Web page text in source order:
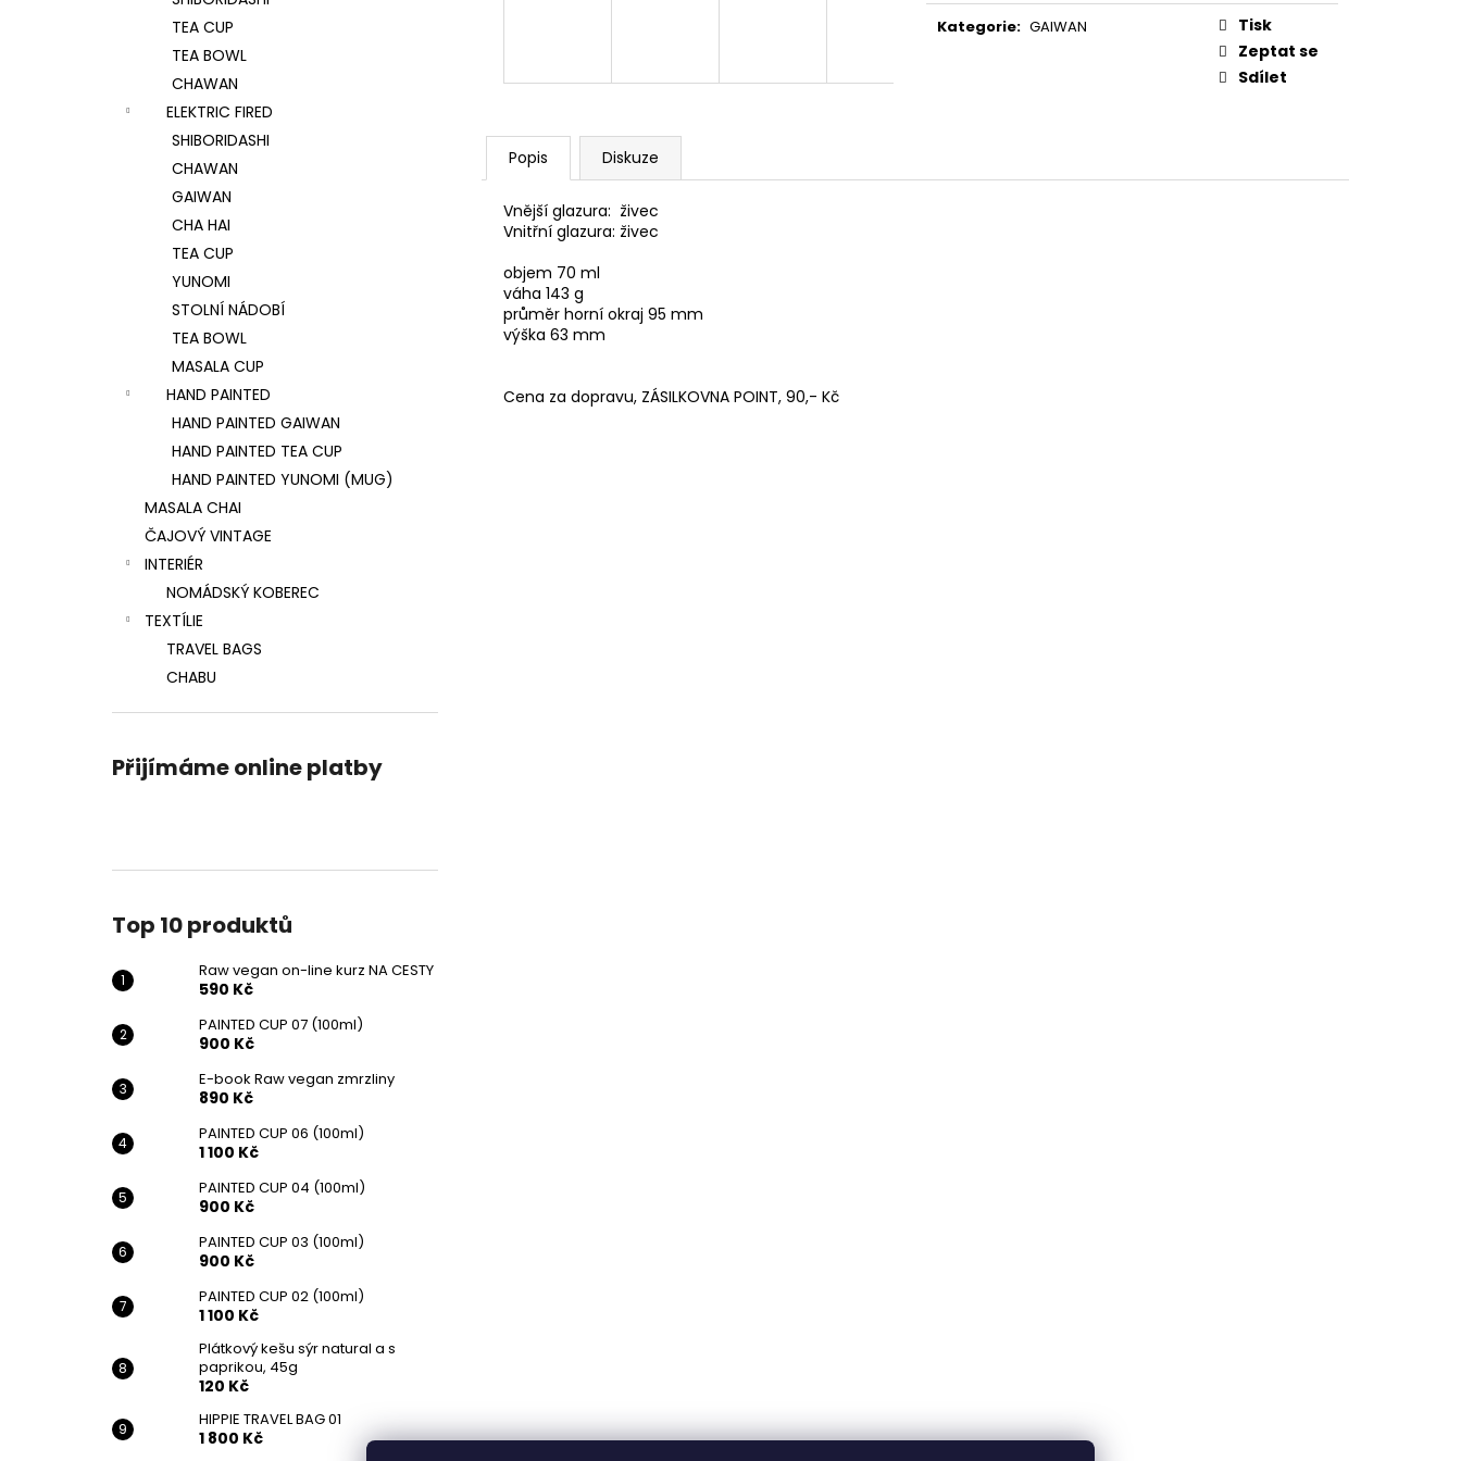
TEA CUP
TEA BOWL
CHAWAN
ELEKTRIC FIRED
SHIBORIDASHI
CHAWAN
GAIWAN
CHA HAI
TEA CUP
YUNOMI
STOLNÍ NÁDOBÍ
TEA BOWL
MASALA CUP
HAND PAINTED
HAND PAINTED GAIWAN
HAND PAINTED TEA CUP
HAND PAINTED YUNOMI (MUG)
MASALA CHAI
ČAJOVÝ VINTAGE
INTERIÉR
NOMÁDSKÝ KOBEREC
TEXTÍLIE
TRAVEL BAGS
CHABU
Přijímáme online platby
Top 10 produktů
Raw vegan on-line kurz NA CESTY
590 Kč
PAINTED CUP 07 (100ml)
900 Kč
E-book Raw vegan zmrzliny
890 Kč
PAINTED CUP 06 (100ml)
1 100 Kč
PAINTED CUP 04 (100ml)
900 Kč
PAINTED CUP 03 (100ml)
900 Kč
PAINTED CUP 02 (100ml)
1 100 Kč
Plátkový kešu sýr natural a s
paprikou, 45g
120 Kč
HIPPIE TRAVEL BAG 01
1 800 Kč
Kategorie: GAIWAN
Tisk
Zeptat se
Sdílet
Popis Diskuze
Vnější glazura: živec
Vnitřní glazura: živec
objem 70 ml
váha 143 g
průměr horní okraj 95 mm
výška 63 mm
Cena za dopravu, ZÁSILKOVNA POINT, 90,- Kč
RAW VEGAN ON-LINE KURZ NA CESTY
590 Kč
E-BOOK RAW VEGAN ZMRZLINY